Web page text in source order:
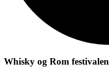
Whisky og Rom festivalen